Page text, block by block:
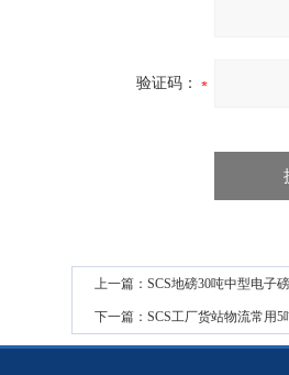
验证码：
上一篇： SCS地磅30吨中型电子
下一篇： SCS工厂货站物流常用